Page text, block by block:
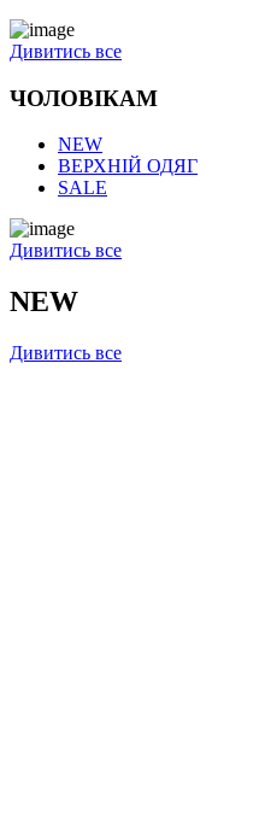
Дивитись все
ЧОЛОВІКАМ
NEW
ВЕРХНІЙ ОДЯГ
SALE
Дивитись все
NEW
Дивитись все